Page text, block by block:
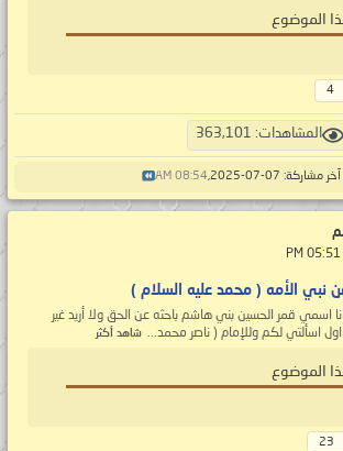
الموضوع
4
المشاهدات: 363,101
آخر مشاركة: 07-07-2025, 08:54 AM
نبي الأمه ( محمد عليه السلام )
اسمي قمر الحسين بني هاشم باحثه عن الحق ولا أريد غير
اسألتي لكم وللإمام ( ناصر محمد... شاهد أكثر
الموضوع
23